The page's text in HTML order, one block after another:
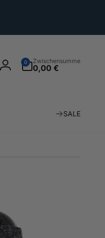
Einloggen
0
Artikel
Zwischensumme
0,00 €
SALE